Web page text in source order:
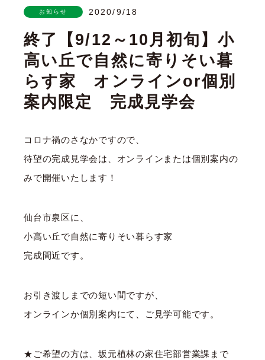
お知らせ 2020/9/18
終了【9/12～10月初旬】小
高い丘で自然に寄りそい暮
らす家 オンラインor個別
案内限定 完成見学会
コロナ禍のさなかですので、
待望の完成見学会は、オンラインまたは個別案内の
みで開催いたします！
仙台市泉区に、
小高い丘で自然に寄りそい暮らす家
完成間近です。
お引き渡しまでの短い間ですが、
オンラインか個別案内にて、ご見学可能です。
★ご希望の方は、坂元植林の家住宅部営業課まで